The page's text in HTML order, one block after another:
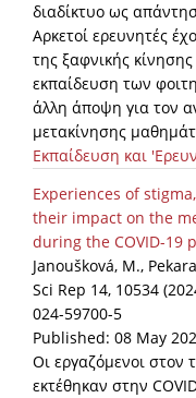
διαδίκτυο ως
Αρκετοί ερευνητές
της ξαφνικής
εκπαίδευση των
άλλη άποψη για τον
μετακίνησης
Εκπαίδευση και
Experiences of
their impact on the
during the COVID-19
Janoušková, M.,
Sci Rep 14, 10534
024-59700-5
Published: 08 May
Οι εργαζόμενοι στον
εκτέθηκαν στην